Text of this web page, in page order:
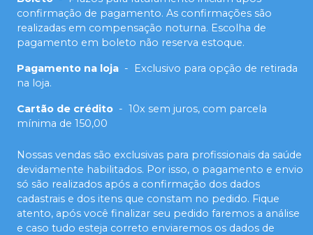
confirmação de pagamento. As confirmações são
realizadas em compensação noturna. Escolha de
pagamento em boleto não reserva estoque.
Pagamento na loja -
Exclusivo para opção de retirada
na loja.
Cartão de crédito - 10x sem juros, com parcela
mínima de 150,00
Nossas vendas são exclusivas para profissionais da saúde
devidamente habilitados. Por isso, o pagamento e envio
só são realizados após a confirmação dos dados
cadastrais e dos itens que constam no pedido. Fique
atento, após você finalizar seu pedido faremos a análise
e caso tudo esteja correto enviaremos os dados de